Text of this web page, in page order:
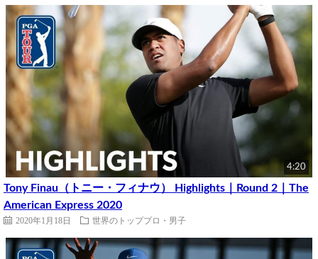
4:20
Tony Finau（トニー・フィナウ） Highlights｜Round 2｜The
American Express 2020
2020年1月18日 世界のトッププロ・男子